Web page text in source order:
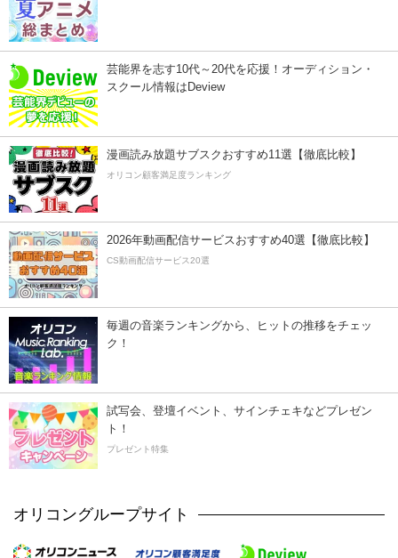
芸能界を志す10代～20代を応援！オーディション・
スクール情報はDeview
漫画読み放題サブスクおすすめ11選【徹底比較】
オリコン顧客満足度ランキング
2026年動画配信サービスおすすめ40選【徹底比較】
CS動画配信サービス20選
毎週の音楽ランキングから、ヒットの推移をチェッ
ク！
試写会、登壇イベント、サインチェキなどプレゼン
ト！
プレゼント特集
オリコングループサイト